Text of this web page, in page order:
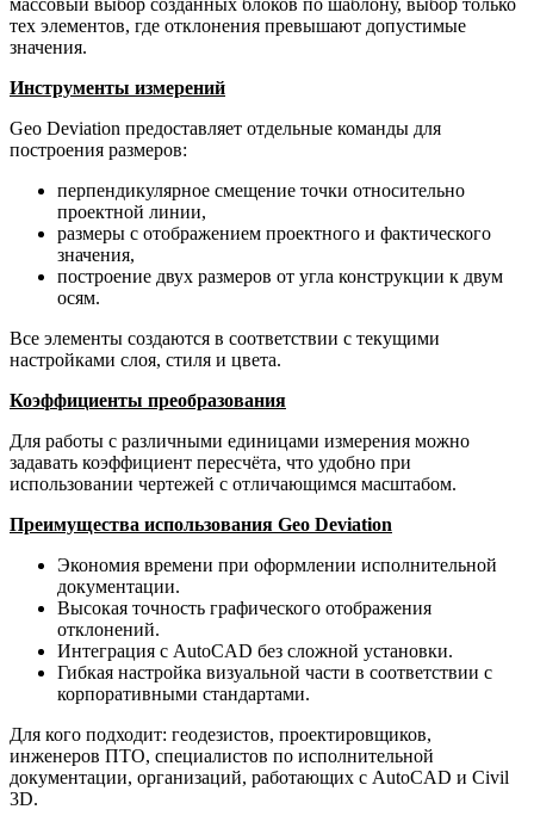
массовый выбор созданных блоков по шаблону, выбор только
тех элементов, где отклонения превышают допустимые
значения.
Инструменты измерений
Geo Deviation предоставляет отдельные команды для
построения размеров:
перпендикулярное смещение точки относительно
проектной линии,
размеры с отображением проектного и фактического
значения,
построение двух размеров от угла конструкции к двум
осям.
Все элементы создаются в соответствии с текущими
настройками слоя, стиля и цвета.
Коэффициенты преобразования
Для работы с различными единицами измерения можно
задавать коэффициент пересчёта, что удобно при
использовании чертежей с отличающимся масштабом.
Преимущества использования Geo Deviation
Экономия времени при оформлении исполнительной
документации.
Высокая точность графического отображения
отклонений.
Интеграция с AutoCAD без сложной установки.
Гибкая настройка визуальной части в соответствии с
корпоративными стандартами.
Для кого подходит: геодезистов, проектировщиков,
инженеров ПТО, специалистов по исполнительной
документации, организаций, работающих с AutoCAD и Civil
3D.